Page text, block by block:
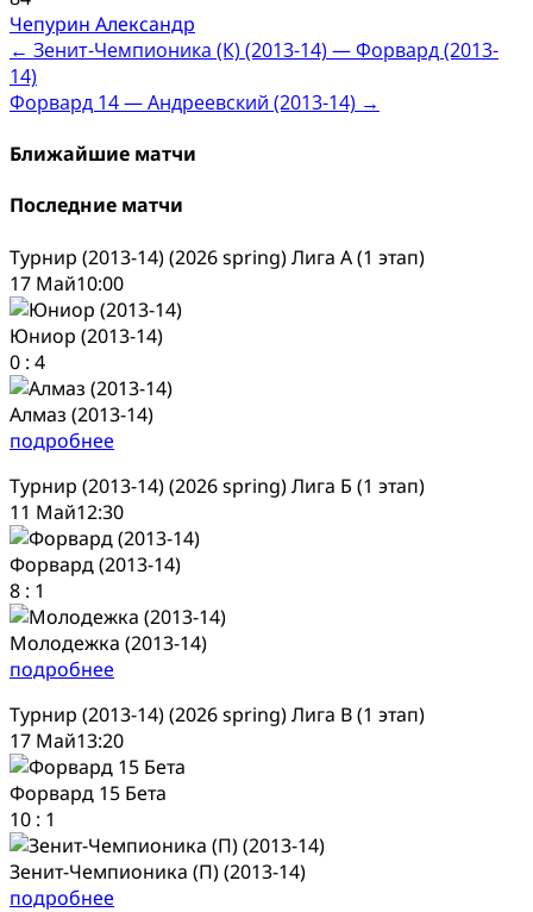
Чепурин Александр
Post
navigation
← Зенит-Чемпионика (К) (2013-14) — Форвард (2013-
14)
Форвард 14 — Андреевский (2013-14) →
Ближайшие матчи
Последние матчи
Турнир (2013-14) (2026 spring) Лига А (1 этап)
17 Май10:00
Юниор (2013-14)
0 : 4
Алмаз (2013-14)
подробнее
Турнир (2013-14) (2026 spring) Лига Б (1 этап)
11 Май12:30
Форвард (2013-14)
8 : 1
Молодежка (2013-14)
подробнее
Турнир (2013-14) (2026 spring) Лига В (1 этап)
17 Май13:20
Форвард 15 Бета
10 : 1
Зенит-Чемпионика (П) (2013-14)
подробнее